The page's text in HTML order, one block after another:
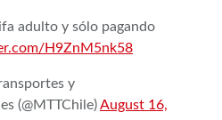
adulto y sólo pagando
H9ZnM5nk58
y
(@MTTChile)August 16,